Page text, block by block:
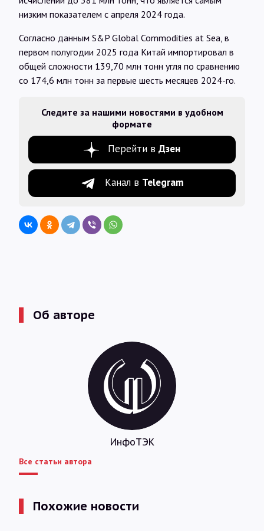
низким показателем с апреля 2024 года.
Согласно данным S&P Global Commodities at Sea, в
первом полугодии 2025 года Китай импортировал в
общей сложности 139,70 млн тонн угля по сравнению
со 174,6 млн тонн за первые шесть месяцев 2024-го.
Следите за нашими новостями в удобном
формате
Перейти в Дзен
Канал в Telegram
Об авторе
ИнфоТЭК
Все статьи автора
Похожие новости